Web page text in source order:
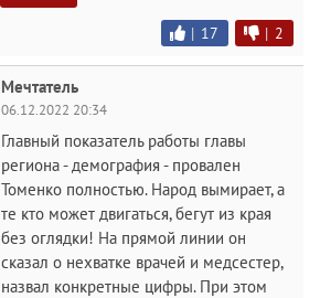
| 17 | 2
Мечтатель
06.12.2022 20:34
Главный показатель работы главы
региона - демография - провален
Томенко полностью. Народ вымирает, а
те кто может двигаться, бегут из края
без оглядки! На прямой линии он
сказал о нехватке врачей и медсестер,
назвал конкретные цифры. При этом